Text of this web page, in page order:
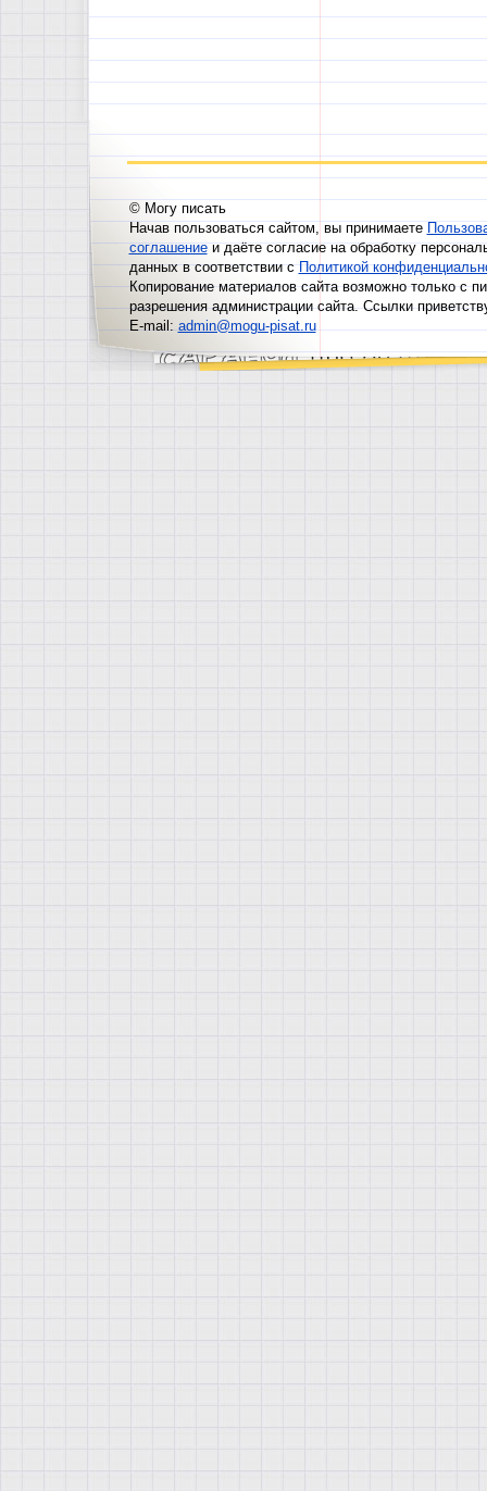
© Могу писать
Начав пользоваться сайтом, вы принимаете
соглашениеи даёте согласие на обработку
данных в соответствии сПолитикой
Копирование материалов сайта возможно только с
разрешения администрации сайта. Ссылки
E-mail:admin@mogu-pisat.ru